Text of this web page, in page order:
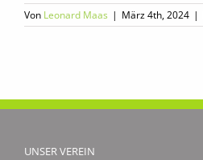
Von Leonard Maas | März 4th, 2024 |
UNSER VEREIN